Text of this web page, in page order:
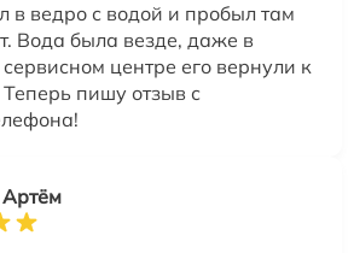
в ведро с водой и пробыл там
Вода была везде, даже в
центре его вернули к
пишу отзыв с